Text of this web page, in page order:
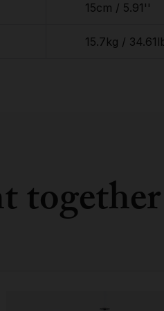
15cm / 5.91''
15.7kg /
together